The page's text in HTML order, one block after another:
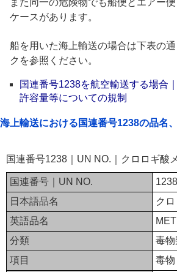
また同一の危険物でも船便とエアー
ケースがあります。
船を用いた海上輸送の場合は下表の
クを参照ください。
国連番号1238を航空輸送する場合
許容量等についての規制
海上輸送における国連番号1238の品名
国連番号1238｜UN NO.｜クロロギ酸
国連番号｜UN NO.
1238
日本語品名
ク
英語品名
分類
毒物
項目
毒物